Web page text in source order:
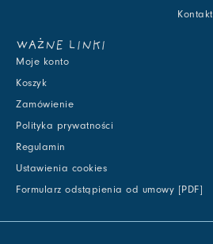
Kontakt
WAŻNE LINKI
Moje konto
Koszyk
Zamówienie
Polityka prywatności
Regulamin
Ustawienia cookies
Formularz odstąpienia od umowy [PDF]